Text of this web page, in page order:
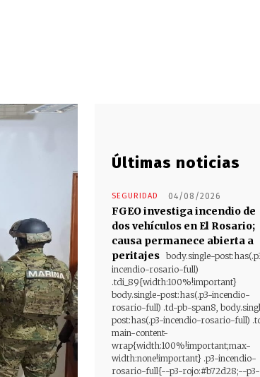
Últimas noticias
SEGURIDAD 04/08/2026
FGEO investiga incendio de
dos vehículos en El Rosario;
causa permanece abierta a
peritajes body.single-
incendio-rosario-full)
.tdi_89{width:100%!important}
body.single-post:has(.p3-incendio-
rosario-full) .td-pb-span8,
post:has(.p3-incendio-rosario-full)
main-content-
wrap{width:100%!important;max-
width:none!important} .p3-incendio-
rosario-full{--p3-rojo:#b72d28;--p3-